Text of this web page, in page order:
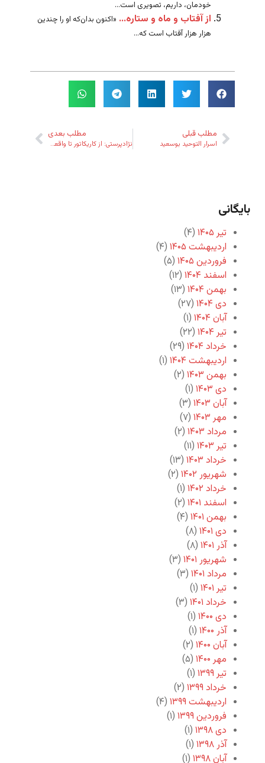
خودمان، داریم،‌ تصویری است...
از آفتاب و ماه و ستاره… «اکنون بدان‌که او را چندین
هزار هزار آفتاب است که...
مطلب قبلی
اسرار التوحید بوسعید
مطلب بعدی
نژادپرستی: از کاریکاتور تا واقعیت
بایگانی
تیر ۱۴۰۵
(۴)
اردیبهشت ۱۴۰۵
(۴)
فروردین ۱۴۰۵
(۵)
اسفند ۱۴۰۴
(۱۲)
بهمن ۱۴۰۴
(۱۳)
دی ۱۴۰۴
(۲۷)
آبان ۱۴۰۴
(۱)
تیر ۱۴۰۴
(۲۲)
خرداد ۱۴۰۴
(۲۹)
اردیبهشت ۱۴۰۴
(۱)
بهمن ۱۴۰۳
(۲)
دی ۱۴۰۳
(۱)
آبان ۱۴۰۳
(۳)
مهر ۱۴۰۳
(۷)
مرداد ۱۴۰۳
(۲)
تیر ۱۴۰۳
(۱۱)
خرداد ۱۴۰۳
(۱۳)
شهریور ۱۴۰۲
(۲)
خرداد ۱۴۰۲
(۱)
اسفند ۱۴۰۱
(۲)
بهمن ۱۴۰۱
(۴)
دی ۱۴۰۱
(۸)
آذر ۱۴۰۱
(۸)
شهریور ۱۴۰۱
(۳)
مرداد ۱۴۰۱
(۳)
تیر ۱۴۰۱
(۱)
خرداد ۱۴۰۱
(۳)
دی ۱۴۰۰
(۱)
آذر ۱۴۰۰
(۱)
آبان ۱۴۰۰
(۲)
مهر ۱۴۰۰
(۵)
تیر ۱۳۹۹
(۱)
خرداد ۱۳۹۹
(۲)
اردیبهشت ۱۳۹۹
(۴)
فروردین ۱۳۹۹
(۱)
دی ۱۳۹۸
(۱)
آذر ۱۳۹۸
(۱)
آبان ۱۳۹۸
(۱)